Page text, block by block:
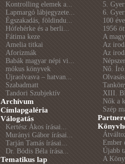
Kontrolling elemek a...
Lapmargó lábjegyzete...
Égszakadás, földindu...
Hófehérke és a berli...
Fátima keze
Amelia titkai
Aforizmák
Babák magyar népi vi...
mókus könyvek
Újraolvasva – hatvan...
Szabadmatt
Tandori Szubjektív
Archívum
Címlapgaléria
Válogatás
Kertész Ákos írásai...
Murányi Gábor írásai...
Tarján Tamás írásai...
Dr. Bódis Béla írása...
Tematikus lap
5.
6.
100
1956
A
Az
Az
Nő.
XIII.
Nők a
Szép
Ember
Újabb
A